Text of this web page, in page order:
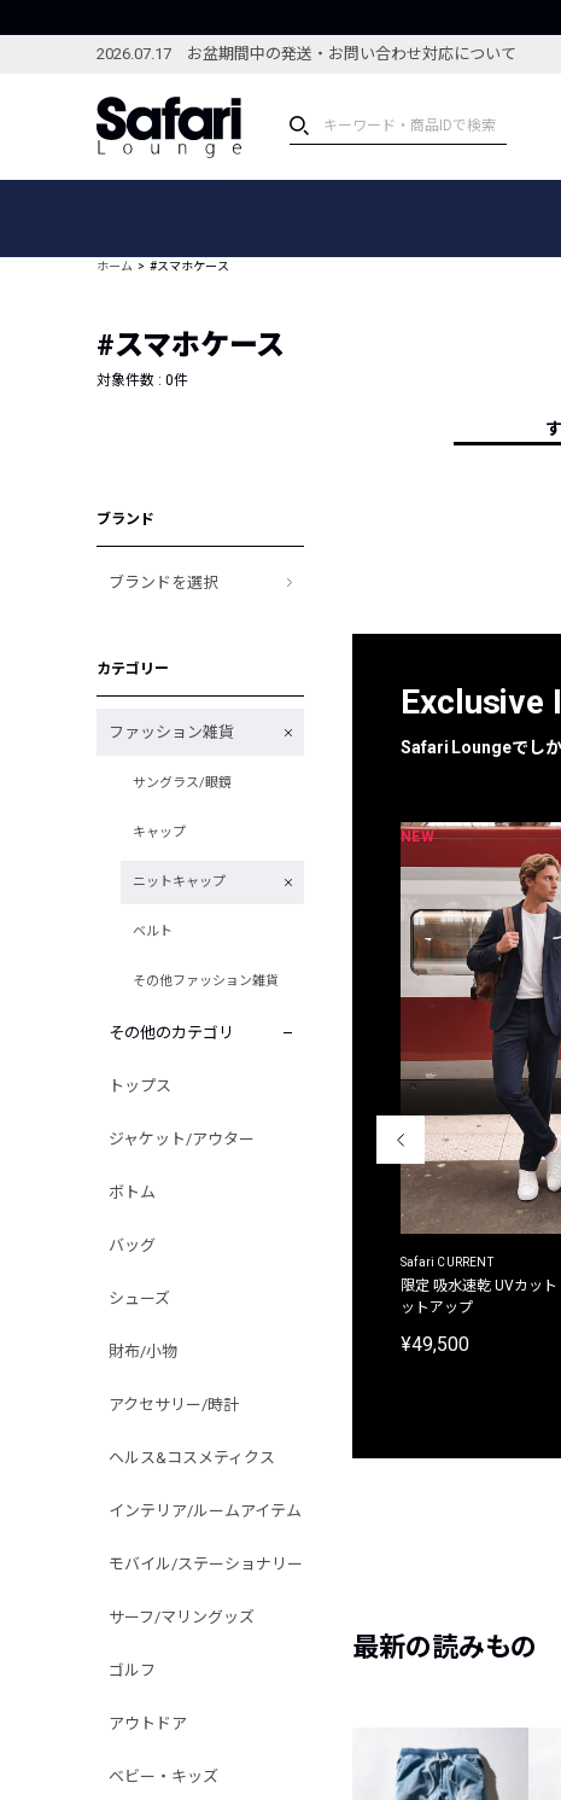
2026.07.17 お盆期間中の発送・お問い合わせ対応について
ブランドから探す
新着アイテム
編集部のおすすめアイテム
ホーム #スマホケース
#スマホケース
対象件数 : 0件
ブランド
ブランドを選択
カテゴリー
ファッション雑貨
サングラス/眼鏡
キャップ
ニットキャップ
ベルト
その他ファッション雑貨
その他のカテゴリ
トップス
ジャケット/アウター
ボトム
バッグ
シューズ
財布/小物
アクセサリー/時計
ヘルス&コスメティクス
インテリア/ルームアイテム
モバイル/ステーショナリー
サーフ/マリングッズ
ゴルフ
アウトドア
ベビー・キッズ
Exclusive
Safari Loungeでし
NEW
Safari CURRENT
限定 吸水速乾 UVカッ
ットアップ
¥49,500
最新の読みもの